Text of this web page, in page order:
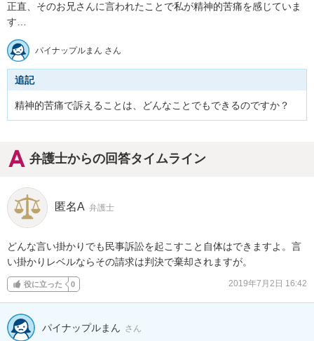
正直、そのお兄さんに言われたことで私が精神的苦痛を感じていま
す…
パイナップルまん さん
追記
精神的苦痛で訴えることは、どんなことでもできるのですか？
弁護士からの回答タイムライン
匿名A 弁護士
どんな言い掛かりでも民事訴訟を起こすこと自体はできますよ。言
い掛かりレベルならその請求は判決で棄却されますが。
役に立った 0 2019年7月2日 16:42
パイナップルまん さん